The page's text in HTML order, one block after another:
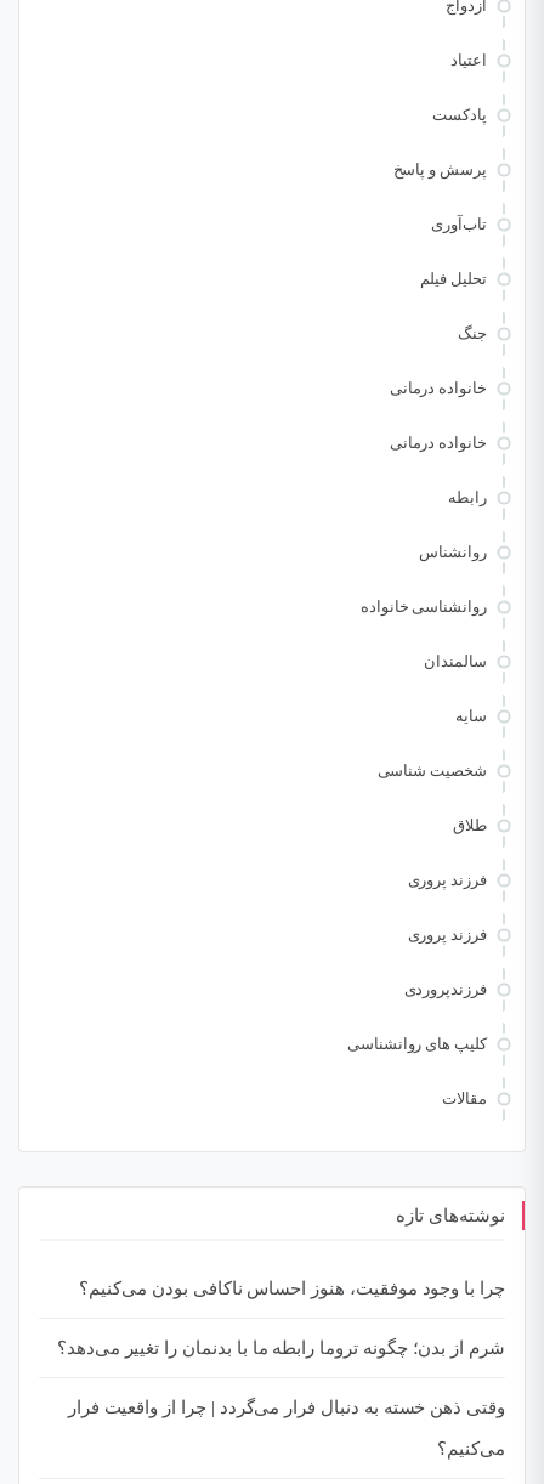
ازدواج
اعتیاد
پادکست
پرسش و پاسخ
تاب‌آوری
تحلیل فیلم
جنگ
خانواده درمانی
خانواده درمانی
رابطه
روانشناس
روانشناسی خانواده
سالمندان
سایه
شخصیت شناسی
طلاق
فرزند پروری
فرزند پروری
فرزندپروردی
کلیپ های روانشناسی
مقالات
نوشته‌های تازه
چرا با وجود موفقیت، هنوز احساس ناکافی بودن می‌کنیم؟
شرم از بدن؛ چگونه تروما رابطه ما با بدنمان را تغییر می‌دهد؟
وقتی ذهن خسته به دنبال فرار می‌گردد | چرا از واقعیت فرار
می‌کنیم؟